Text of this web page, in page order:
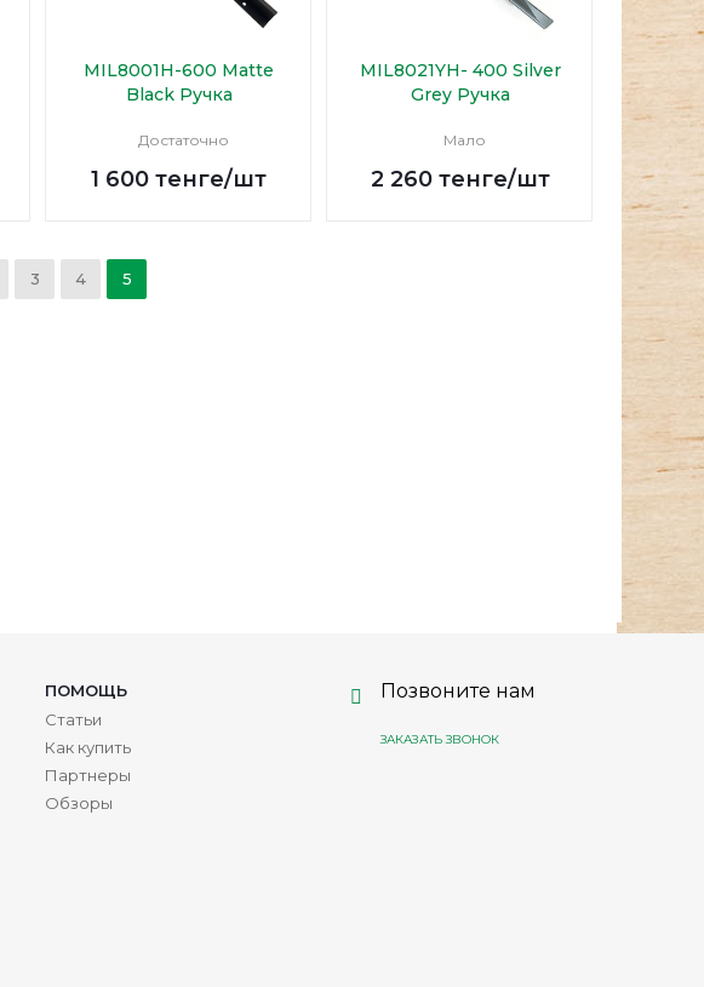
MIL8001H-600 Matte
Black Ручка
Достаточно
1 600 тенге/шт
MIL8021YH- 400 Silver
Grey Ручка
Мало
2 260тенге/шт
3 4 5
ПОМОЩЬ
Статьи
Как купить
Партнеры
Обзоры
Позвоните нам
ЗАКАЗАТЬ ЗВОНОК